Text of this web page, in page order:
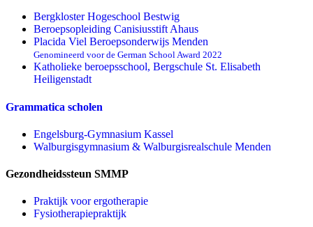
Bergkloster Hogeschool Bestwig
Beroepsopleiding Canisiusstift Ahaus
Placida Viel Beroepsonderwijs Menden
Genomineerd voor de German School Award 2022
Katholieke beroepsschool, Bergschule St. Elisabeth
Heiligenstadt
Grammatica scholen
Engelsburg-Gymnasium Kassel
Walburgisgymnasium & Walburgisrealschule Menden
Gezondheidssteun SMMP
Praktijk voor ergotherapie
Fysiotherapiepraktijk